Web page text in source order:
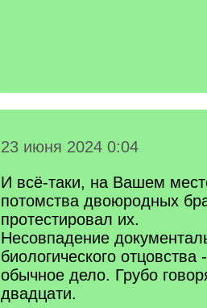
23 июня 2024 0:04
И всё-таки, на Вашем
потомства двоюродных
протестировал их.
Несовпадение
биологического
обычное дело. Грубо
двадцати.